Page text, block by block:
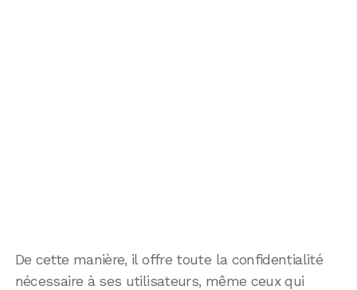
De cette manière, il offre toute la confidentialité
nécessaire à ses utilisateurs, même ceux qui